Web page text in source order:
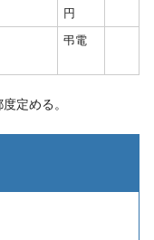
円
弔電
定める。